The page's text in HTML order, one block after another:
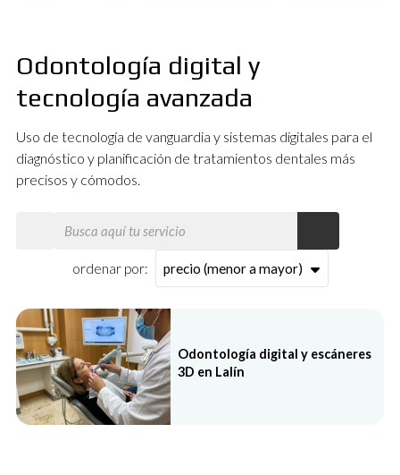
Odontología digital y
tecnología avanzada
Uso de tecnología de vanguardia y sistemas digitales para el
diagnóstico y planificación de tratamientos dentales más
precisos y cómodos.
ordenar por:
Todos los servicios
Estética dental y blanqueamientos
Implantes dentales
Odontología digital y escáneres
3D en Lalín